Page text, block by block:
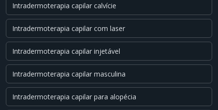
Intradermoterapia capilar calvície
Intradermoterapia capilar com laser
Intradermoterapia capilar injetável
Intradermoterapia capilar masculina
Intradermoterapia capilar para alopécia